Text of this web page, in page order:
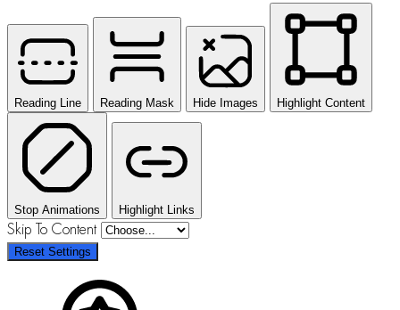
Reading Line Reading Mask Hide Images Highlight Content
Stop Animations Highlight Links
Skip To Content
Reset Settings